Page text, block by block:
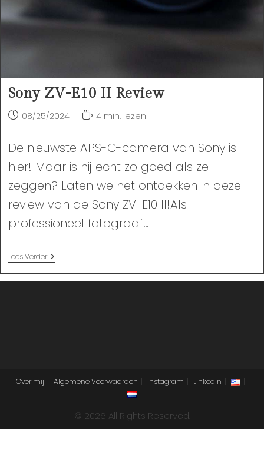
Sony ZV-E10 II Review
Bericht08/25/2024 Leestijd:
4 min. lezen
De nieuwste APS-C-camera van Sony is
hier! Maar is hij echt zo goed als ze
zeggen? Laten we het ontdekken in deze
review van de Sony ZV-E10 II!Als
professioneel fotograaf…
Lees VerderSony
ZV-
E10
Over mij Algemene Voorwaarden Instagram LinkedIn
© 2026 All Rights Reserved.